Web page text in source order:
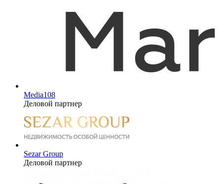
Media108
Деловой партнер
Sezar Group
Деловой партнер